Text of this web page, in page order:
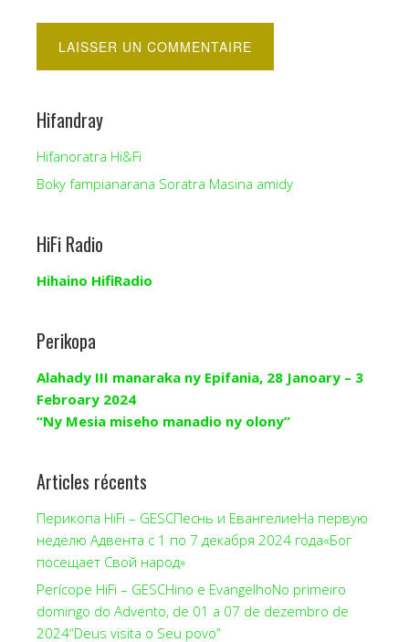
Hifandray
Hifanoratra Hi&Fi
Boky fampianarana Soratra Masina amidy
HiFi Radio
Hihaino HifiRadio
Perikopa
Alahady III manaraka ny Epifania, 28 Janoary – 3
Febroary 2024
“Ny Mesia miseho manadio ny olony”
Articles récents
Перикопа HiFi – GESCПеснь и ЕвангелиеНа первую
неделю Адвента с 1 по 7 декабря 2024 года«Бог
посещает Свой народ»
Perícope HiFi – GESCHino e EvangelhoNo primeiro
domingo do Advento, de 01 a 07 de dezembro de
2024“Deus visita o Seu povo”